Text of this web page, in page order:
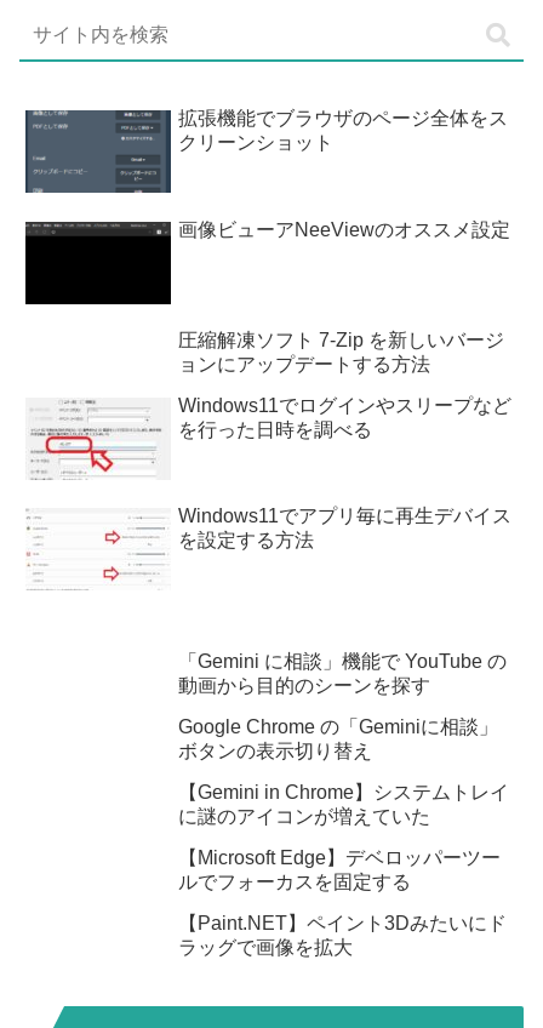
拡張機能でブラウザのページ全体をス
クリーンショット
画像ビューアNeeViewのオススメ設定
圧縮解凍ソフト 7-Zip を新しいバージ
ョンにアップデートする方法
Windows11でログインやスリープなど
を行った日時を調べる
Windows11でアプリ毎に再生デバイス
を設定する方法
「Gemini に相談」機能で YouTube の
動画から目的のシーンを探す
Google Chrome の「Geminiに相談」
ボタンの表示切り替え
【Gemini in Chrome】システムトレイ
に謎のアイコンが増えていた
【Microsoft Edge】デベロッパーツー
ルでフォーカスを固定する
【Paint.NET】ペイント3Dみたいにド
ラッグで画像を拡大